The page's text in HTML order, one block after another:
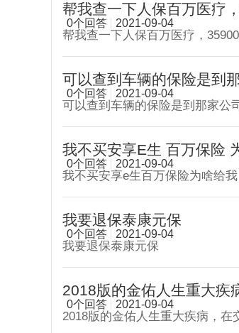
帮我查一下人保百万医疗
0个回答 2021-09-04
帮我查一下人保百万医疗，
可以查到车辆的保险是到
0个回答 2021-09-04
可以查到车辆的保险是到那家公
我不买安享E生 百万保险
0个回答 2021-09-04
我不买安享e生百万保险为啥给
我要退保泰康元保
0个回答 2021-09-04
我要退保泰康元保
2018版的金佑人生重大疾
0个回答 2021-09-04
2018版的金佑人生重大疾病，在